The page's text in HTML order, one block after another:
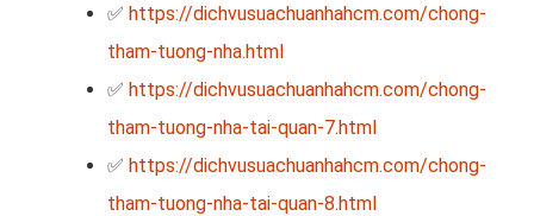
✅ https://dichvusuachuanhahcm.com/chong-
tham-tuong-nha.html
✅ https://dichvusuachuanhahcm.com/chong-
tham-tuong-nha-tai-quan-7.html
✅ https://dichvusuachuanhahcm.com/chong-
tham-tuong-nha-tai-quan-8.html